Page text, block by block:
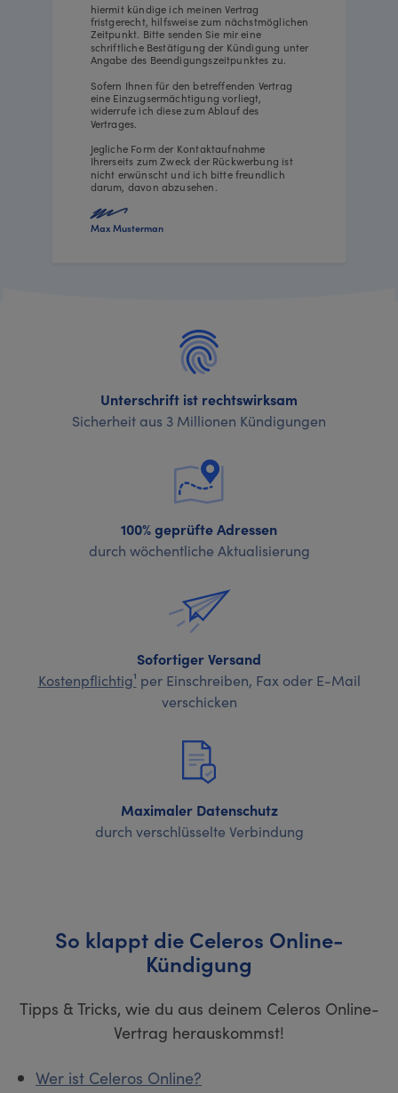
hiermit kündige ich meinen Vertrag
fristgerecht, hilfsweise zum nächstmöglichen
Zeitpunkt. Bitte senden Sie mir eine
schriftliche Bestätigung der Kündigung unter
Angabe des Beendigungszeitpunktes zu.
Sofern Ihnen für den betreffenden Vertrag
eine Einzugsermächtigung vorliegt,
widerrufe ich diese zum Ablauf des
Vertrages.
Jegliche Form der Kontaktaufnahme
Ihrerseits zum Zweck der Rückwerbung ist
nicht erwünscht und ich bitte freundlich
darum, davon abzusehen.
Max Musterman
Unterschrift ist rechtswirksam
Sicherheit aus 3 Millionen Kündigungen
100% geprüfte Adressen
durch wöchentliche Aktualisierung
Sofortiger Versand
Kostenpflichtig¹ per Einschreiben, Fax oder E-Mail
verschicken
Maximaler Datenschutz
durch verschlüsselte Verbindung
So klappt die Celeros Online-
Kündigung
Tipps & Tricks, wie du aus deinem Celeros Online-
Vertrag herauskommst!
Wer ist Celeros Online?